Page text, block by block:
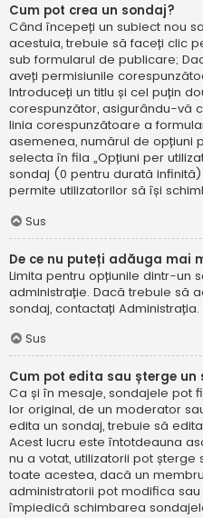
Cum pot crea un sondaj?
Când începeți un subiect nou
acestuia, trebuie să faceți clic
sub formularul de publicare;
aveți permisiunile
Introduceți un titlu și cel puțin
corespunzător, asigurându-vă
linia corespunzătoare a
asemenea, numărul de opțiuni
selecta în fila „Opțiuni per
sondaj (0 pentru durată
permite utilizatorilor să își
Sus
De ce nu puteți adăuga mai
Limita pentru opțiunile dintr-un
administrație. Dacă trebuie să
sondaj, contactați Administrația.
Sus
Cum pot edita sau șterge un
Ca și în mesaje, sondajele pot
lor original, de un moderator
edita un sondaj, trebuie să
Acest lucru este întotdeauna
nu a votat, utilizatorii pot șterge
toate acestea, dacă un
administratorii pot modifica
împiedică schimbarea